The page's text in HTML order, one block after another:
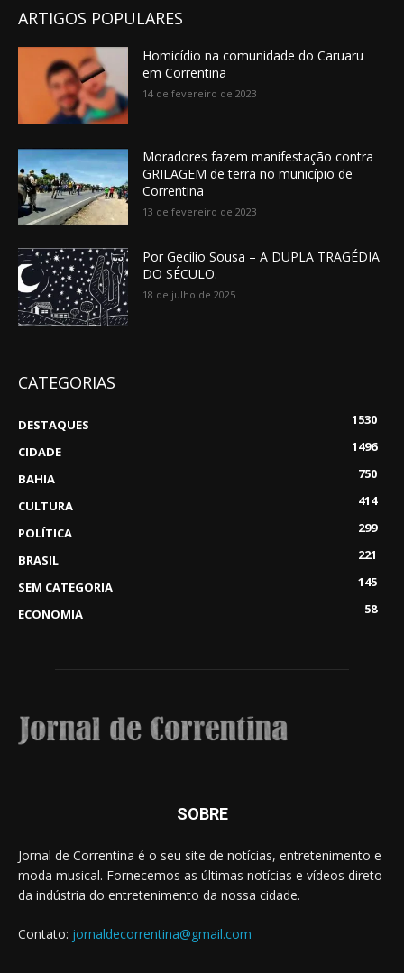
ARTIGOS POPULARES
Homicídio na comunidade do Caruaru
em Correntina
14 de fevereiro de 2023
Moradores fazem manifestação contra
GRILAGEM de terra no município de
Correntina
13 de fevereiro de 2023
Por Gecílio Sousa – A DUPLA TRAGÉDIA
DO SÉCULO.
18 de julho de 2025
CATEGORIAS
DESTAQUES
1530
CIDADE
1496
BAHIA
750
CULTURA
414
POLÍTICA
299
BRASIL
221
SEM CATEGORIA
145
ECONOMIA
58
SOBRE
Jornal de Correntina é o seu site de notícias, entretenimento e
moda musical. Fornecemos as últimas notícias e vídeos direto
da indústria do entretenimento da nossa cidade.
Contato: jornaldecorrentina@gmail.com